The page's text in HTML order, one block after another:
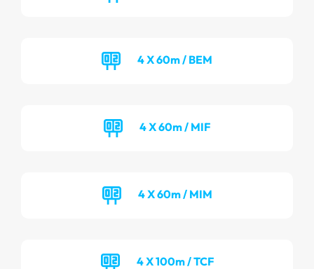
4 X 60m / BEM
4 X 60m / MIF
4 X 60m / MIM
4 X 100m / TCF